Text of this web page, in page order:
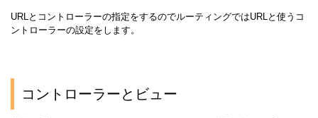
URLとコントローラーの指定をするのでルーティングではURLと使うコ
ントローラーの設定をします。
コントローラーとビュー